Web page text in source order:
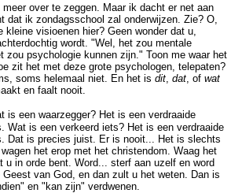
over te zeggen. Maar ik dacht er net aan
dat ik zondagsschool zal onderwijzen. Zie? O,
visioenen hier? Geen wonder dat u,
wordt. "Wel, het zou mentale
zou psychologie kunnen zijn." Toon me waar het
zit het met deze grote psychologen, telepaten?
soms helemaal niet. En het is dit dat , of wat
en faalt nooit.
is een waarzegger? Het is een verdraaide
Wat is een verkeerd iets? Het is een verdraaide
Dat is precies juist. Er is nooit... Het is slechts
het erop met het christendom. Waag het
u in orde bent. Word... sterf aan uzelf en word
Geest van God, en dan zult u het weten. Dan is
en "kan zijn" verdwenen.